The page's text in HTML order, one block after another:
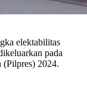
elektabilitas
pada
(Pilpres) 2024.